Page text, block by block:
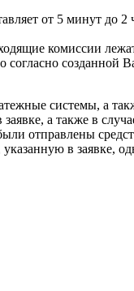
от 5 минут до
комиссии
созданной
системы, а
а также в
отправлены
в заявке,